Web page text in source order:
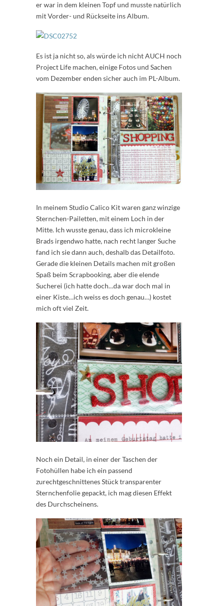
er war in dem kleinen Topf und musste natürlich
mit Vorder- und Rückseite ins Album.
Es ist ja nicht so, als würde ich nicht AUCH noch
Project Life machen, einige Fotos und Sachen
vom Dezember enden sicher auch im PL-Album.
In meinem Studio Calico Kit waren ganz winzige
Sternchen-Pailetten, mit einem Loch in der
Mitte. Ich wusste genau, dass ich microkleine
Brads irgendwo hatte, nach recht langer Suche
fand ich sie dann auch, deshalb das Detailfoto.
Gerade die kleinen Details machen mit großen
Spaß beim Scrapbooking, aber die elende
Sucherei (ich hatte doch…da war doch mal in
einer Kiste…ich weiss es doch genau…) kostet
mich oft viel Zeit.
Noch ein Detail, in einer der Taschen der
Fotohüllen habe ich ein passend
zurechtgeschnittenes Stück transparenter
Sternchenfolie gepackt, ich mag diesen Effekt
des Durchscheinens.